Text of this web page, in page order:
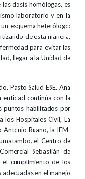
dosis homólogas, es
laboratorio y en la
esquema heterólogo:
de esta manera,
para evitar las
llegar a la Unidad de
Pasto Salud ESE, Ana
entidad continúa con la
puntos habilitados por
los Hospitales Civil, La
Antonio Ruano, la IEM-
el Centro de
Sebastián de
el cumplimiento de los
en el manejo